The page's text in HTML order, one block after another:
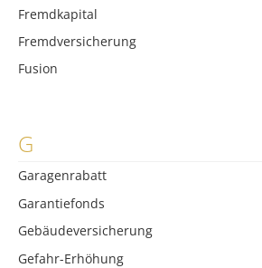
Fremdkapital
Fremdversicherung
Fusion
G
Garagenrabatt
Garantiefonds
Gebäudeversicherung
Gefahr-Erhöhung